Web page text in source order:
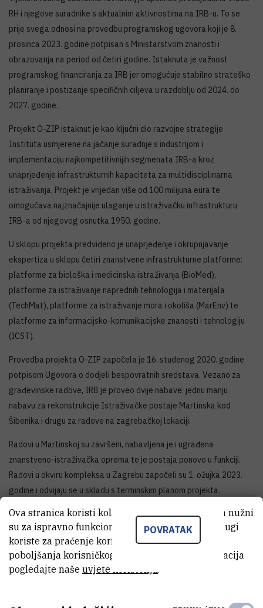
RH i njegove suradnike s aktualnim aktivnostima na IRB-u. To se
prije svega odnosi na provedbu programskog ugovora koji je 8.
prosinca 2023. godine potpisan s Ministarstvom znanosti i
obrazovanja na period od četiri godine. Istaknuta je važnost
programskog financiranja za IRB jer omogućuje stabilno strateško
planiranje i postizanje specifičnih ciljeva u razdoblju od 2024. do
2027. godine.
Projekt O-ZIP istaknut je kao ključni dio razvojne strategije
Instituta usmjerene na jačanje suradnje s industrijom i
implementaciju najkompetitivnijih segmenata IRB-a kroz
unaprjeđenje infrastrukturnih kapaciteta za multidisciplinarna
istraživanja. Projekt je vrijedan više od 100 milijuna eura te
omogućava najznačajnije ulaganje u istraživačku infrastrukturu
IRB-a od njegovog osnutka 1950. godine.
U sklopu projekta predviđeno je unaprjeđenje i okrupnjavanje
ekspertiza u sklopu četiri znanstvene infrastrukturne platforme:
platforme za biološka i medicinska istraživanja (BioMed),
platforme za istraživanje naprednih tehnologija i materijala
(TechMat), platforme za istraživanje mora i okoliša (MarEnv) te
platforme za informacijsko-komunikacijske znanosti i tehnologiju
(ICST).
Provedba projekta O-ZIP započela je 16. studenog 2020. godine
potpisom Ugovora o dodjeli bespovratnih sredstava. Vezano za
građevinske radove, IRB je proveo dvije nabave: jednu manju
nabavu za rekonstrukcije Istraživačke postaje Martinska kod
Šibenika i drugu za radove na zagrebačkoj lokaciji.
Radovi u Martinskoj su završeni, nabavljena je i ugrađena
znanstveno-istraživačka oprema te je postaja ponovo u funkciji.
Radovi u okviru kompleksa u Zagrebu započeli su 1. ožujka 2023.
godine i odvijaju se u skladu s terminskim planom projekta.
POVRATAK
Ova stranica koristi kolačiće. Neki od tih kolačića nužni
su za ispravno funkcioniranje stranice, dok se drugi
koriste za praćenje korištenja stranice radi
poboljšanja korisničkog iskustva. Za više informacija
pogledajte naše uvjete korištenja.